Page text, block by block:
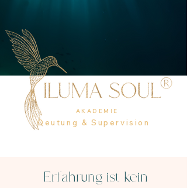
AKADEMIE
Deutung & Supervision
Erfahrung ist kein